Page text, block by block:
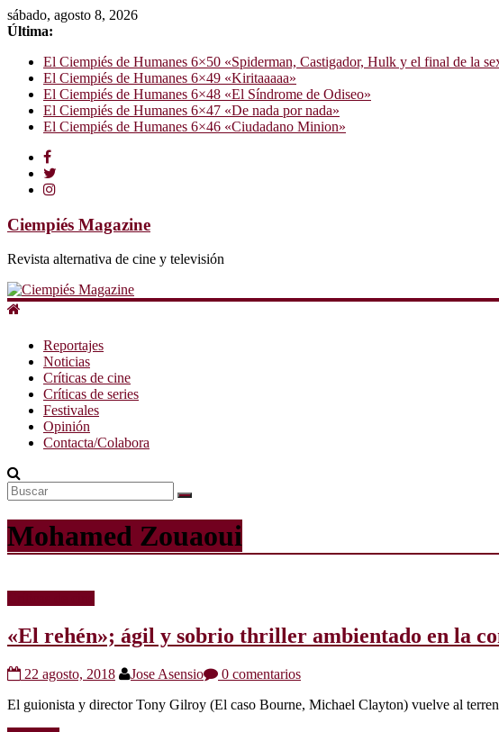
sábado, agosto 8, 2026
Última:
El Ciempiés de Humanes 6×50 «Spiderman, Castigador, Hulk y el final de la
El Ciempiés de Humanes 6×49 «Kiritaaaaa»
El Ciempiés de Humanes 6×48 «El Síndrome de Odiseo»
El Ciempiés de Humanes 6×47 «De nada por nada»
El Ciempiés de Humanes 6×46 «Ciudadano Minion»
Ciempiés Magazine
Revista alternativa de cine y televisión
Reportajes
Noticias
Críticas de cine
Críticas de series
Festivales
Opinión
Contacta/Colabora
Mohamed Zouaoui
«El rehén»; ágil y sobrio thriller ambientado en la
22 agosto, 2018 Jose Asensio
0 comentarios
El guionista y director Tony Gilroy (El caso Bourne, Michael Clayton) vuelve al